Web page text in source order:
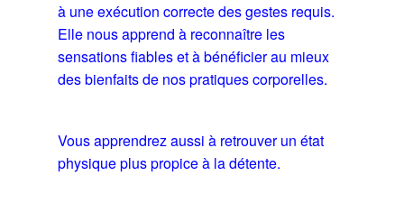
à une exécution correcte des gestes requis.
Elle nous apprend à reconnaître les
sensations fiables et à bénéficier au mieux
des bienfaits de nos pratiques corporelles.
Vous apprendrez aussi à retrouver un état
physique plus propice à la détente.